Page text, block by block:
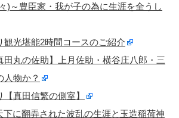
)～豊臣家・我が子の為に生涯を全うし
観光堪能2時間コースのご紹介
田丸の佐助】上月佐助・横谷庄八郎・三
物か？
真田信繁の側室】
下に翻弄された波乱の生涯と玉造稲荷神